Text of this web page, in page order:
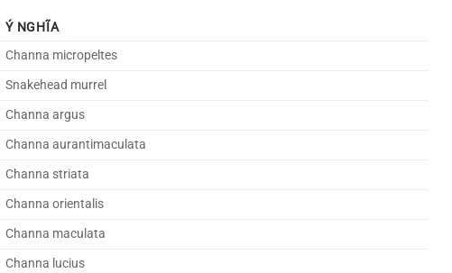
Ý NGHĨA
Channa micropeltes
Snakehead murrel
Channa argus
Channa aurantimaculata
Channa striata
Channa orientalis
Channa maculata
Channa lucius